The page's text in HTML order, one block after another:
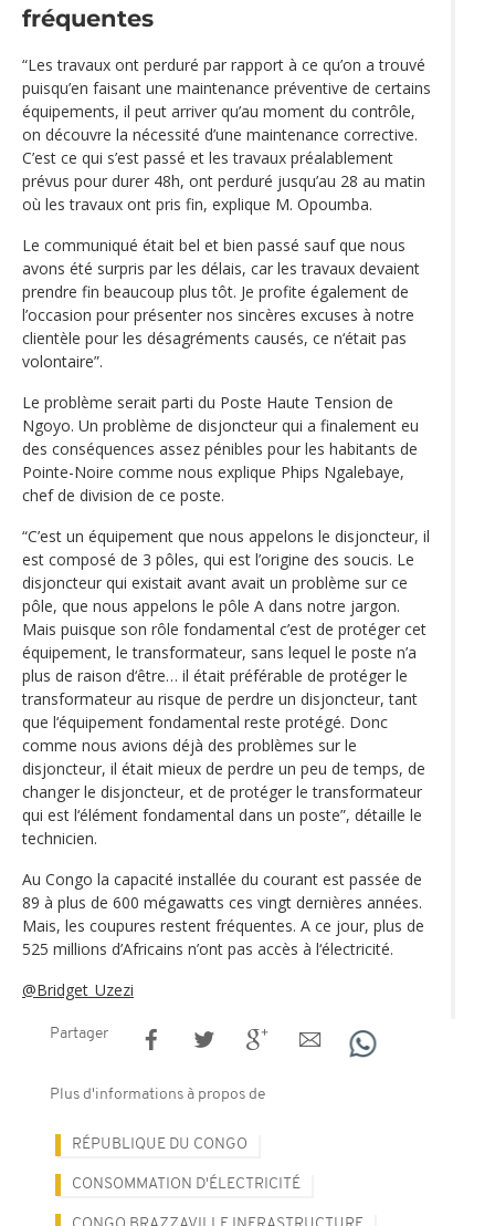
fréquentes
“Les travaux ont perduré par rapport à ce qu’on a trouvé
puisqu’en faisant une maintenance préventive de certains
équipements, il peut arriver qu’au moment du contrôle,
on découvre la nécessité d’une maintenance corrective.
C’est ce qui s’est passé et les travaux préalablement
prévus pour durer 48h, ont perduré jusqu’au 28 au matin
où les travaux ont pris fin, explique M. Opoumba.
Le communiqué était bel et bien passé sauf que nous
avons été surpris par les délais, car les travaux devaient
prendre fin beaucoup plus tôt. Je profite également de
l’occasion pour présenter nos sincères excuses à notre
clientèle pour les désagréments causés, ce n‘était pas
volontaire”.
Le problème serait parti du Poste Haute Tension de
Ngoyo. Un problème de disjoncteur qui a finalement eu
des conséquences assez pénibles pour les habitants de
Pointe-Noire comme nous explique Phips Ngalebaye,
chef de division de ce poste.
“C’est un équipement que nous appelons le disjoncteur, il
est composé de 3 pôles, qui est l’origine des soucis. Le
disjoncteur qui existait avant avait un problème sur ce
pôle, que nous appelons le pôle A dans notre jargon.
Mais puisque son rôle fondamental c’est de protéger cet
équipement, le transformateur, sans lequel le poste n’a
plus de raison d‘être… il était préférable de protéger le
transformateur au risque de perdre un disjoncteur, tant
que l‘équipement fondamental reste protégé. Donc
comme nous avions déjà des problèmes sur le
disjoncteur, il était mieux de perdre un peu de temps, de
changer le disjoncteur, et de protéger le transformateur
qui est l‘élément fondamental dans un poste”, détaille le
technicien.
Au Congo la capacité installée du courant est passée de
89 à plus de 600 mégawatts ces vingt dernières années.
Mais, les coupures restent fréquentes. A ce jour, plus de
525 millions d’Africains n’ont pas accès à l‘électricité.
@Bridget_Uzezi
Partager
Plus d'informations à propos de
RÉPUBLIQUE DU CONGO
CONSOMMATION D'ÉLECTRICITÉ